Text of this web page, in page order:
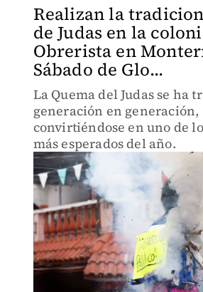
Realizan la
de Judas en la
Obrerista en
Sábado de Glo...
La Quema del Judas se ha
generación en generación,
convirtiéndose en uno de
más esperados del año.